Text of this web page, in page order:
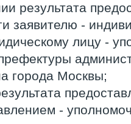
результата
заявителю -
лицу -
города Москвы;
-